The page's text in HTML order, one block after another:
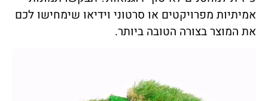
אמיתיות מפרויקטים או סרטוני וידיאו שימחישו לכם
את המוצר בצורה הטובה ביותר.